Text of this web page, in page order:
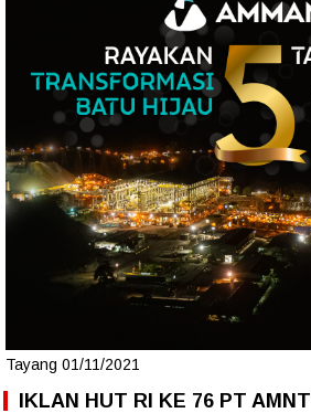
Tayang 01/11/2021
IKLAN HUT RI KE 76 PT AMNT